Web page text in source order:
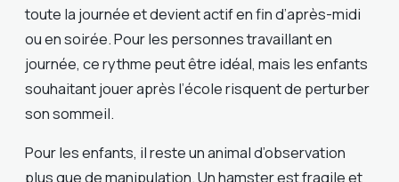
toute la journée et devient actif en fin d’après-midi
ou en soirée. Pour les personnes travaillant en
journée, ce rythme peut être idéal, mais les enfants
souhaitant jouer après l’école risquent de perturber
son sommeil.
Pour les enfants, il reste un animal d’observation
plus que de manipulation. Un hamster est fragile et